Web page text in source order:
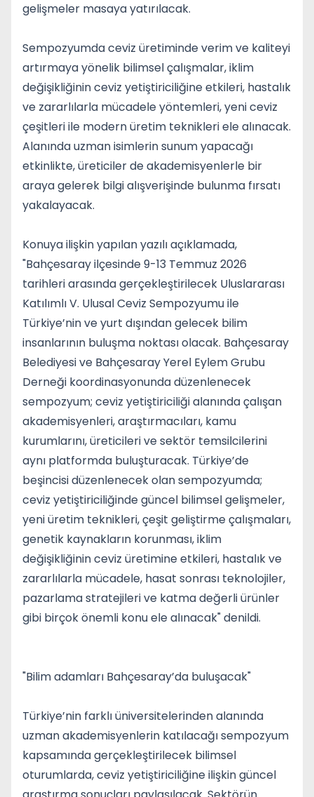
gelişmeler masaya yatırılacak.
Sempozyumda ceviz üretiminde verim ve kaliteyi
artırmaya yönelik bilimsel çalışmalar, iklim
değişikliğinin ceviz yetiştiriciliğine etkileri, hastalık
ve zararlılarla mücadele yöntemleri, yeni ceviz
çeşitleri ile modern üretim teknikleri ele alınacak.
Alanında uzman isimlerin sunum yapacağı
etkinlikte, üreticiler de akademisyenlerle bir
araya gelerek bilgi alışverişinde bulunma fırsatı
yakalayacak.
Konuya ilişkin yapılan yazılı açıklamada,
"Bahçesaray ilçesinde 9-13 Temmuz 2026
tarihleri arasında gerçekleştirilecek Uluslararası
Katılımlı V. Ulusal Ceviz Sempozyumu ile
Türkiye’nin ve yurt dışından gelecek bilim
insanlarının buluşma noktası olacak. Bahçesaray
Belediyesi ve Bahçesaray Yerel Eylem Grubu
Derneği koordinasyonunda düzenlenecek
sempozyum; ceviz yetiştiriciliği alanında çalışan
akademisyenleri, araştırmacıları, kamu
kurumlarını, üreticileri ve sektör temsilcilerini
aynı platformda buluşturacak. Türkiye’de
beşincisi düzenlenecek olan sempozyumda;
ceviz yetiştiriciliğinde güncel bilimsel gelişmeler,
yeni üretim teknikleri, çeşit geliştirme çalışmaları,
genetik kaynakların korunması, iklim
değişikliğinin ceviz üretimine etkileri, hastalık ve
zararlılarla mücadele, hasat sonrası teknolojiler,
pazarlama stratejileri ve katma değerli ürünler
gibi birçok önemli konu ele alınacak" denildi.
"Bilim adamları Bahçesaray’da buluşacak"
Türkiye’nin farklı üniversitelerinden alanında
uzman akademisyenlerin katılacağı sempozyum
kapsamında gerçekleştirilecek bilimsel
oturumlarda, ceviz yetiştiriciliğine ilişkin güncel